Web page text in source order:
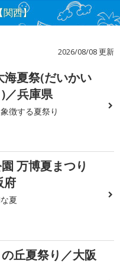
西】
2026/08/08 更新
海夏祭(だいかい
／兵庫県
徴する夏祭り
万博夏まつり
府
夏
丘夏祭り／大阪